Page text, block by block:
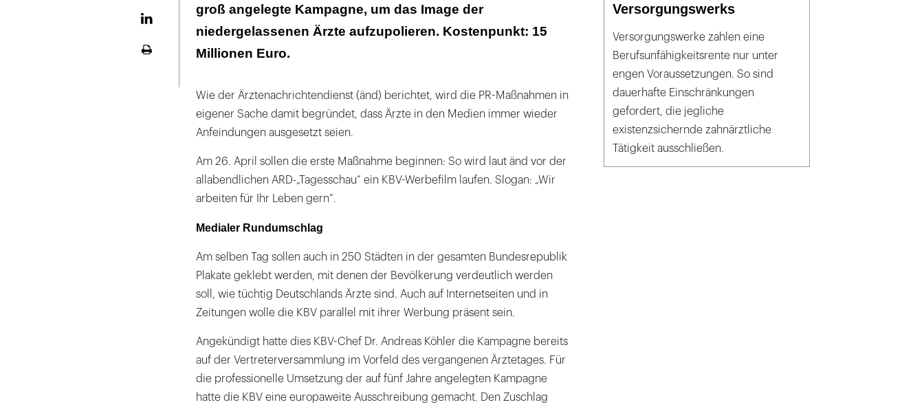
groß angelegte Kampagne, um das Image der
niedergelassenen Ärzte aufzupolieren. Kostenpunkt: 15
Millionen Euro.
Wie der Ärztenachrichtendienst (änd) berichtet, wird die PR-Maßnahmen in
eigener Sache damit begründet, dass Ärzte in den Medien immer wieder
Anfeindungen ausgesetzt seien.
Am 26. April sollen die erste Maßnahme beginnen: So wird laut änd vor der
allabendlichen ARD-„Tagesschau“ ein KBV-Werbefilm laufen. Slogan: „Wir
arbeiten für Ihr Leben gern“.
Medialer Rundumschlag
Am selben Tag sollen auch in 250 Städten in der gesamten Bundesrepublik
Plakate geklebt werden, mit denen der Bevölkerung verdeutlich werden
soll, wie tüchtig Deutschlands Ärzte sind. Auch auf Internetseiten und in
Zeitungen wolle die KBV parallel mit ihrer Werbung präsent sein.
Angekündigt hatte dies KBV-Chef Dr. Andreas Köhler die Kampagne bereits
auf der Vertreterversammlung im Vorfeld des vergangenen Ärztetages. Für
die professionelle Umsetzung der auf fünf Jahre angelegten Kampagne
hatte die KBV eine europaweite Ausschreibung gemacht. Den Zuschlag
Versorgungswerks
Versorgungswerke zahlen eine
Berufsunfähigkeitsrente nur unter
engen Voraussetzungen. So sind
dauerhafte Einschränkungen
gefordert, die jegliche
existenzsichernde zahnärztliche
Tätigkeit ausschließen.